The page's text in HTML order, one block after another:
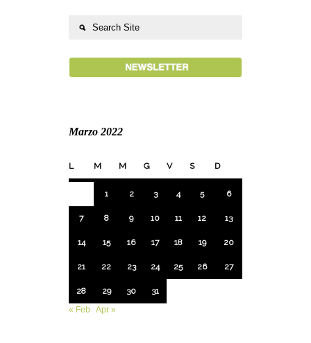
Marzo 2022
L M M G V S D
1 2 3 4 5 6
7 8 9 10 11 12 13
14 15 16 17 18 19 20
21 22 23 24 25 26 27
28 29 30
31
« Feb Apr »